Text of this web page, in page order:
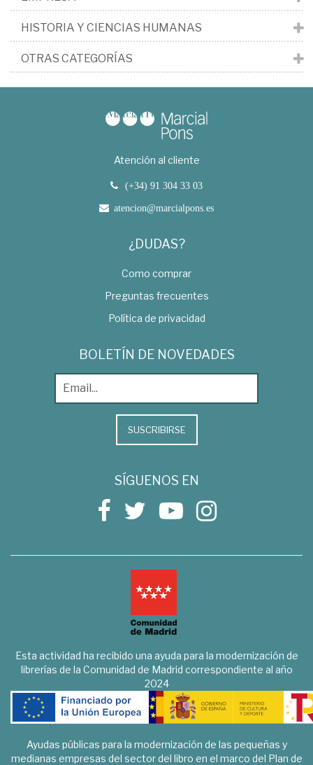
HISTORIA Y CIENCIAS HUMANAS
OTRAS CATEGORÍAS
Atención al cliente
(+34) 91 304 33 03
atencion@marcialpons.es
¿DUDAS?
Como comprar
Preguntas frecuentes
Política de privacidad
BOLETÍN DE NOVEDADES
SUSCRIBIRSE
SÍGUENOS EN
Esta actividad ha recibido una ayuda para la modernización de
librerías de la Comunidad de Madrid correspondiente al año
2024
Ayudas públicas para la modernización de las pequeñas y
medianas empresas del sector del libro en el marco del Plan de